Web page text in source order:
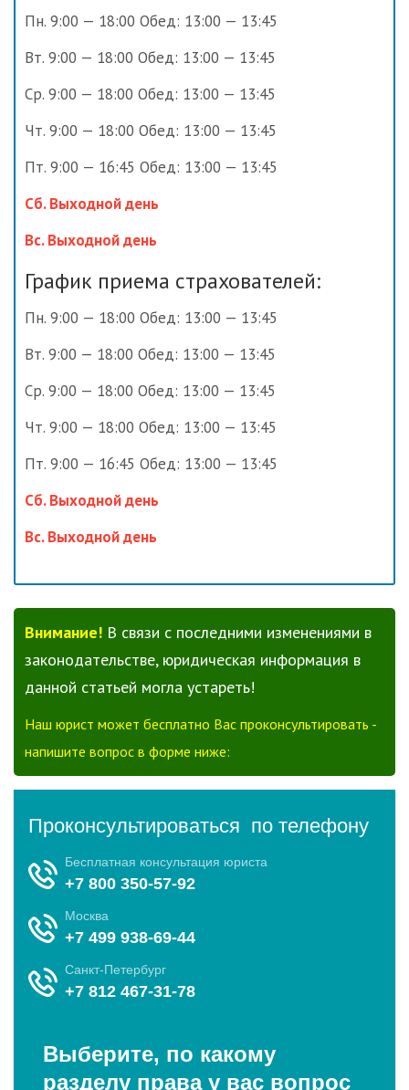
Пн. 9:00 — 18:00 Обед: 13:00 — 13:45
Вт. 9:00 — 18:00 Обед: 13:00 — 13:45
Ср. 9:00 — 18:00 Обед: 13:00 — 13:45
Чт. 9:00 — 18:00 Обед: 13:00 — 13:45
Пт. 9:00 — 16:45 Обед: 13:00 — 13:45
Сб. Выходной день
Вс. Выходной день
График приема страхователей:
Пн. 9:00 — 18:00 Обед: 13:00 — 13:45
Вт. 9:00 — 18:00 Обед: 13:00 — 13:45
Ср. 9:00 — 18:00 Обед: 13:00 — 13:45
Чт. 9:00 — 18:00 Обед: 13:00 — 13:45
Пт. 9:00 — 16:45 Обед: 13:00 — 13:45
Сб. Выходной день
Вс. Выходной день
Внимание! В связи с последними изменениями в
законодательстве, юридическая информация в
данной статьей могла устареть!
Наш юрист может бесплатно Вас проконсультировать -
напишите вопрос в форме ниже: